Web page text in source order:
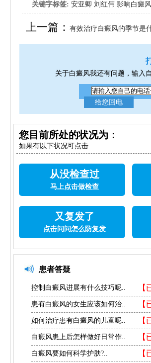
关键字标签: 安亚卿 刘红伟 影响白癜
女生应该如何治疗呢
上一篇：有效治疗白癜风的季节是
关于白癜风我还有问题，输入
您目前所处的状况为：
如果有以下状况可点击
从没检查过
马上点击做检查
又复发了
点击问问怎么防复发
患者答疑
【
控制白癜风进展有什么技巧呢..
【
患有白癜风的女生应该如何治..
【
如何治疗患有白癜风的儿童呢..
【
白癜风患上后怎样做好日常作..
【
白癜风要如何科学护肤?..